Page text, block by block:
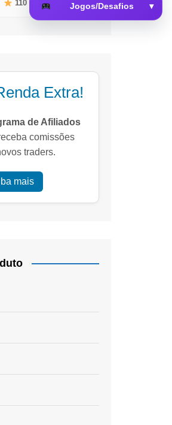
110avaliações reais
Extra!
de Afiliados
comissões
traders.
mais
Jogos/Desafios ▾